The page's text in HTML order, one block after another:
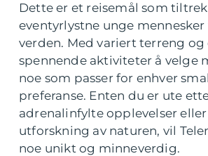
Dette er et reisemål som
eventyrlystne unge mennesker
verden. Med variert terreng og
spennende aktiviteter å velge
noe som passer for enhver
preferanse. Enten du er ute
adrenalinfylte opplevelser
utforskning av naturen, vil
noe unikt og minneverdig.